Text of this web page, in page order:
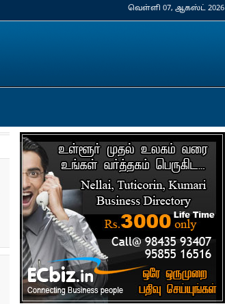
வெள்ளி 07, ஆகஸ்ட் 2026